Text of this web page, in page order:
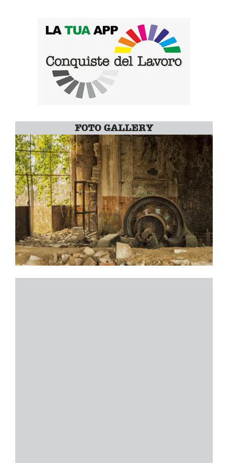
FOTO GALLERY